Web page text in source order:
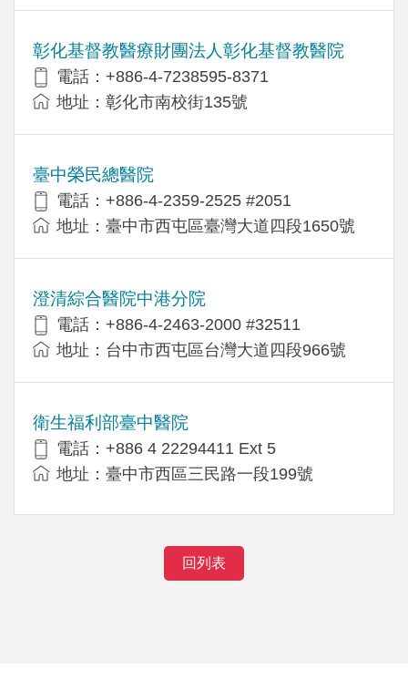
彰化基督教醫療財團法人彰化基督教醫院
電話：+886-4-7238595-8371
地址：彰化市南校街135號
臺中榮民總醫院
電話：+886-4-2359-2525 #2051
地址：臺中市西屯區臺灣大道四段1650號
澄清綜合醫院中港分院
電話：+886-4-2463-2000 #32511
地址：台中市西屯區台灣大道四段966號
衛生福利部臺中醫院
電話：+886 4 22294411 Ext 5
地址：臺中市西區三民路一段199號
回列表